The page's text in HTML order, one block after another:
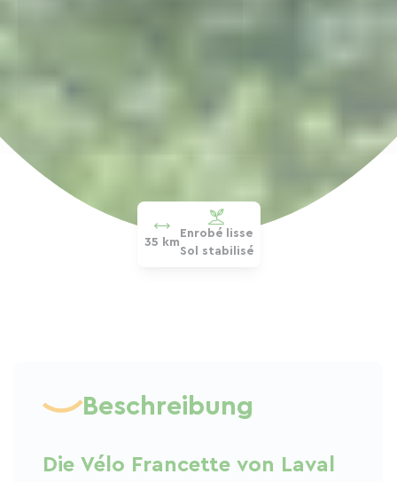
35 km
Enrobé lisse
Sol stabilisé
Beschreibung
Die Vélo Francette von Laval